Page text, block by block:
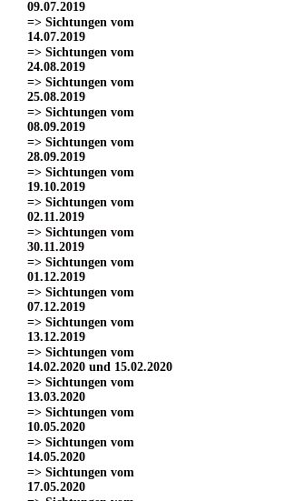
09.07.2019
=> Sichtungen vom
14.07.2019
=> Sichtungen vom
24.08.2019
=> Sichtungen vom
25.08.2019
=> Sichtungen vom
08.09.2019
=> Sichtungen vom
28.09.2019
=> Sichtungen vom
19.10.2019
=> Sichtungen vom
02.11.2019
=> Sichtungen vom
30.11.2019
=> Sichtungen vom
01.12.2019
=> Sichtungen vom
07.12.2019
=> Sichtungen vom
13.12.2019
=> Sichtungen vom
14.02.2020 und 15.02.2020
=> Sichtungen vom
13.03.2020
=> Sichtungen vom
10.05.2020
=> Sichtungen vom
14.05.2020
=> Sichtungen vom
17.05.2020